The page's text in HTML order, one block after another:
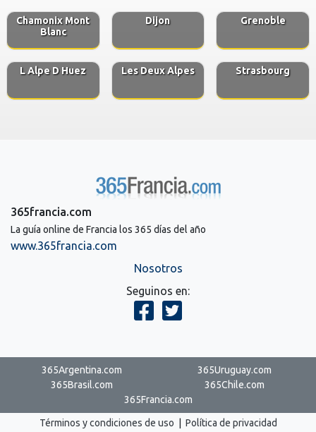
Chamonix Mont
Blanc
Dijon Grenoble
L Alpe D Huez Les Deux Alpes Strasbourg
365francia.com
La guía online de Francia los 365 días del año
www.365francia.com
Nosotros
Seguinos en:
365Argentina.com
365Uruguay.com
365Brasil.com
365Chile.com
365Francia.com
Términos y condiciones de uso Política de privacidad